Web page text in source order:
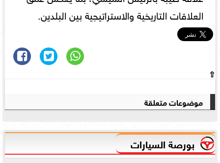
العلاقات التاريخية والاستراتيجية بين البلدين.
⇧
موضوعات متعلقة
بورصة السيارات